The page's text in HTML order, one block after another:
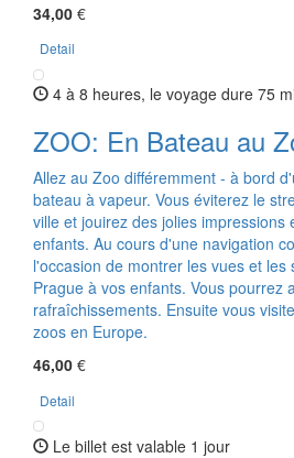
34,00 €
Detail
4 à 8 heures, le voyage dure 75
ZOO: En Bateau au
Allez au Zoo différemment - à bord
bateau à vapeur. Vous éviterez le
ville et jouirez des jolies impressions
enfants. Au cours d'une navigation
l'occasion de montrer les vues et les
Prague à vos enfants. Vous pourrez
rafraîchissements. Ensuite vous
zoos en Europe.
46,00 €
Detail
Le billet est valable 1 jour